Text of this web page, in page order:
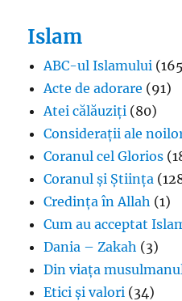
Islam
ABC-ul Islamului
Acte de adorare (91)
Atei călăuziți (80)
Considerații ale
Coranul cel Glorios
Coranul și Știința
Credința în Allah (1)
Cum au acceptat
Dania – Zakah (3)
Din viața
Etici și valori (34)